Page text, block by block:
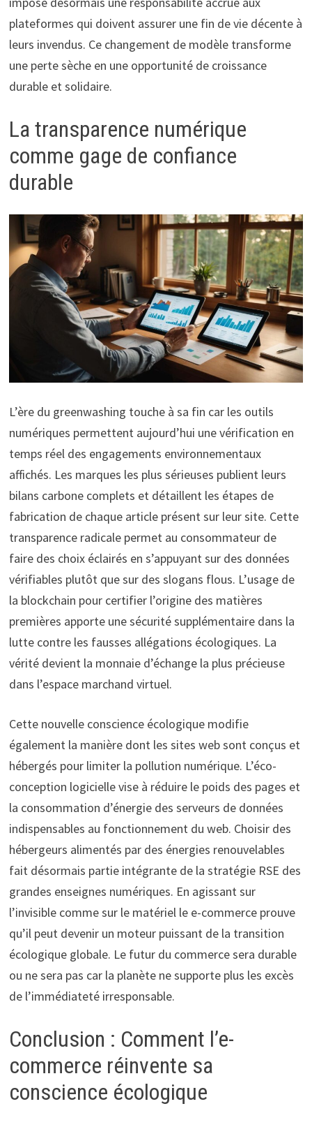
plateformes qui doivent assurer une fin de vie décente à
leurs invendus. Ce changement de modèle transforme
une perte sèche en une opportunité de croissance
durable et solidaire.
La transparence numérique
comme gage de confiance
durable
L’ère du greenwashing touche à sa fin car les outils
numériques permettent aujourd’hui une vérification en
temps réel des engagements environnementaux
affichés. Les marques les plus sérieuses publient leurs
bilans carbone complets et détaillent les étapes de
fabrication de chaque article présent sur leur site. Cette
transparence radicale permet au consommateur de
faire des choix éclairés en s’appuyant sur des données
vérifiables plutôt que sur des slogans flous. L’usage de
la blockchain pour certifier l’origine des matières
premières apporte une sécurité supplémentaire dans la
lutte contre les fausses allégations écologiques. La
vérité devient la monnaie d’échange la plus précieuse
dans l’espace marchand virtuel.
Cette nouvelle conscience écologique modifie
également la manière dont les sites web sont conçus et
hébergés pour limiter la pollution numérique. L’éco-
conception logicielle vise à réduire le poids des pages et
la consommation d’énergie des serveurs de données
indispensables au fonctionnement du web. Choisir des
hébergeurs alimentés par des énergies renouvelables
fait désormais partie intégrante de la stratégie RSE des
grandes enseignes numériques. En agissant sur
l’invisible comme sur le matériel le e-commerce prouve
qu’il peut devenir un moteur puissant de la transition
écologique globale. Le futur du commerce sera durable
ou ne sera pas car la planète ne supporte plus les excès
de l’immédiateté irresponsable.
Conclusion : Comment l’e-
commerce réinvente sa
conscience écologique